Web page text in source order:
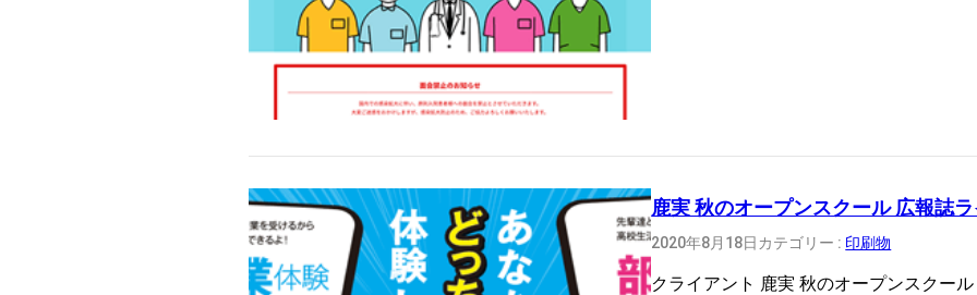
鹿実 秋のオープンスクール 広報誌
2020年8月18日 カテゴリー : 印刷物
クライアント 鹿実 秋のオープンスクー